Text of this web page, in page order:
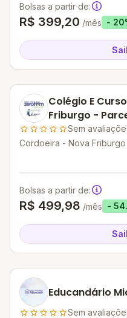
Bolsas a partir de:
R$ 399,20 /mês -
Colégio E
Friburgo -
Sem
Cordoeira - Nova Friburgo
Bolsas a partir de:
R$ 499,98 /mês -
Educandário
Sem